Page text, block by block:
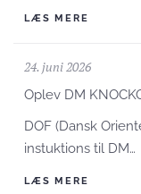
LÆS MERE
24. juni 2026
Oplev DM
DOF (Dansk
instuktions til DM…
LÆS MERE